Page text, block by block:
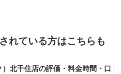
れている方はこちらも
北千住店の評価・料金時間・口